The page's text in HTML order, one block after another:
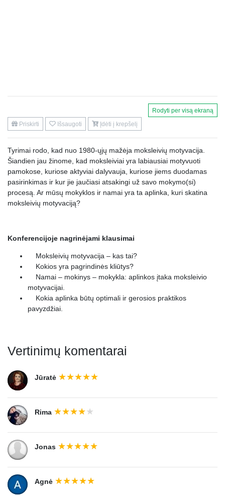
Rodyti per visą ekraną
Priskirti
Išsaugoti Įdėti į krepšelį
Tyrimai rodo, kad nuo 1980-ųjų mažėja moksleivių motyvacija.
Šiandien jau žinome, kad moksleiviai yra labiausiai motyvuoti
pamokose, kuriose aktyviai dalyvauja, kuriose jiems duodamas
pasirinkimas ir kur jie jaučiasi atsakingi už savo mokymo(si)
procesą. Ar mūsų mokyklos ir namai yra ta aplinka, kuri skatina
moksleivių motyvaciją?
Konferencijoje nagrinėjami klausimai
Moksleivių motyvacija – kas tai?
Kokios yra pagrindinės kliūtys?
Namai – mokinys – mokykla: aplinkos įtaka moksleivio
motyvacijai.
Kokia aplinka būtų optimali ir gerosios praktikos
pavyzdžiai.
Vertinimų komentarai
Jūratė
Rima
Jonas
Agnė